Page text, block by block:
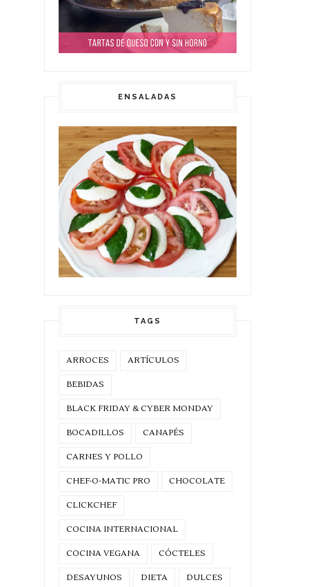
ENSALADAS
TAGS
ARROCES ARTÍCULOS
BEBIDAS
BLACK FRIDAY & CYBER MONDAY
BOCADILLOS CANAPÉS
CARNES Y POLLO
CHEF-O-MATIC PRO CHOCOLATE
CLICKCHEF
COCINA INTERNACIONAL
COCINA VEGANA CÓCTELES
DESAYUNOS DIETA DULCES